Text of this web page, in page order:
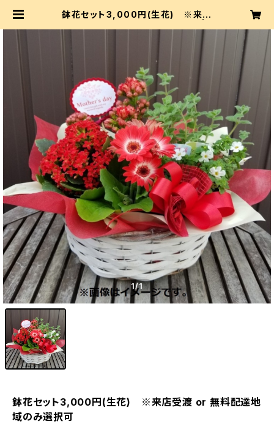
鉢花セット3,000円(生花) ※来店
1/1
鉢花セット3,000円(生花) ※来店受渡 or 無料配達地
域のみ選択可